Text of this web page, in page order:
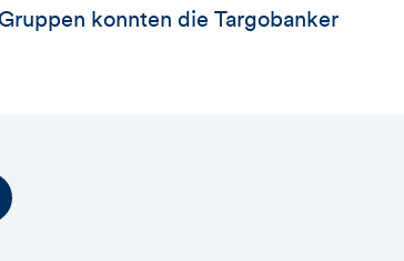
konnten die Targobanker